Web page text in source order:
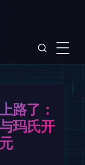
路了：
玛氏开